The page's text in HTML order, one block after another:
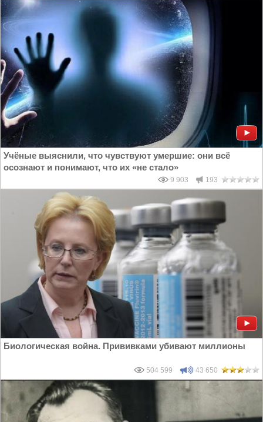
Учёные выяснили, что чувствуют умершие: они всё
осознают и понимают, что их «не стало»
9 903 193
Биологическая война. Прививками убивают миллионы
504 599 43 650